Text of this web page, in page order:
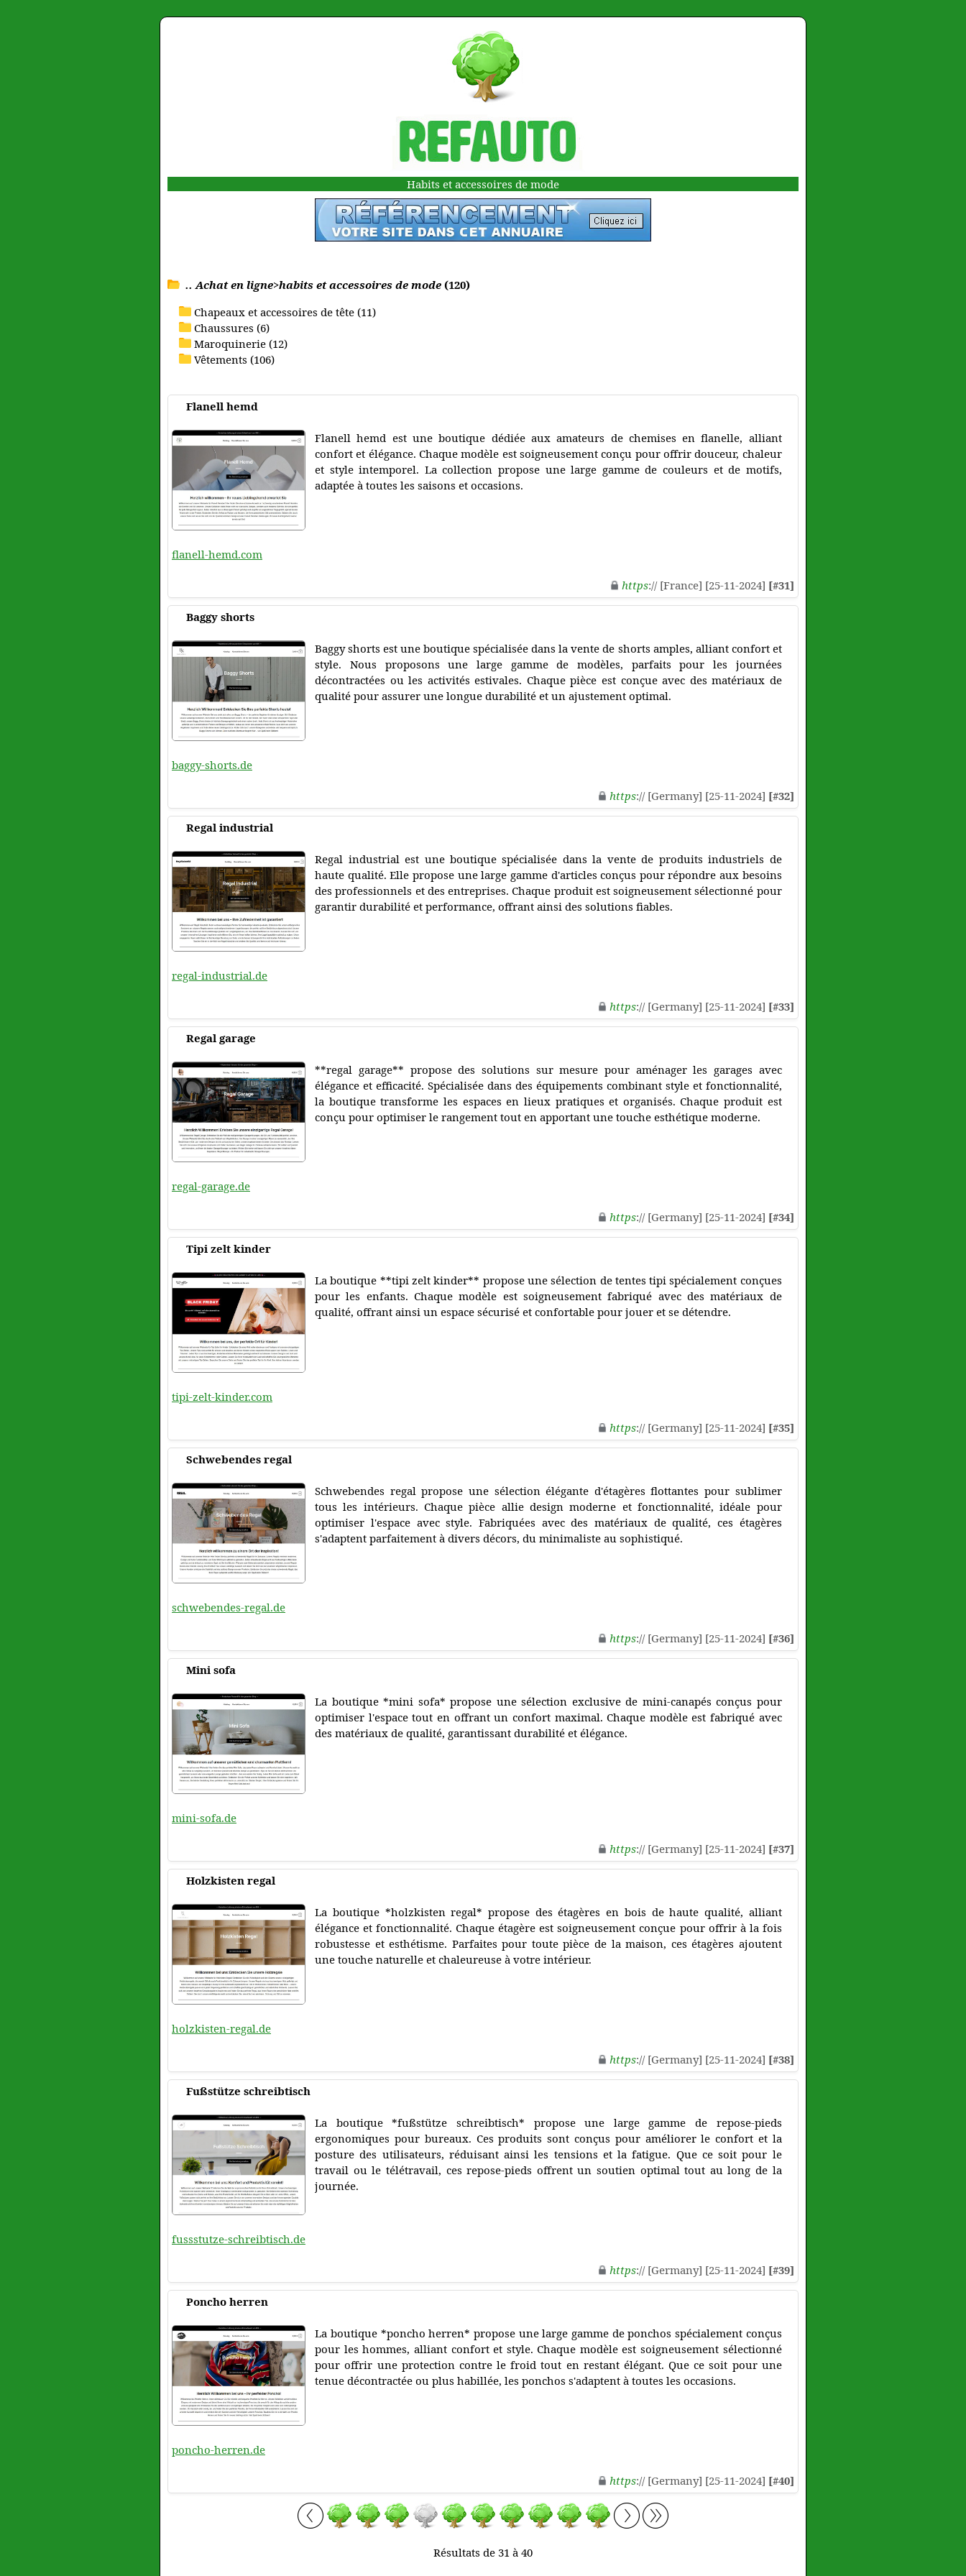
Habits et accessoires de mode
.. Achat en ligne>habits et accessoires de mode (120)
Chapeaux et accessoires de tête (11)
Chaussures (6)
Maroquinerie (12)
Vêtements (106)
Flanell hemd
Flanell hemd est une boutique dédiée aux amateurs de chemises en flanelle, alliant
confort et élégance. Chaque modèle est soigneusement conçu pour offrir douceur, chaleur
et style intemporel. La collection propose une large gamme de couleurs et de motifs,
adaptée à toutes les saisons et occasions.
flanell-hemd.com
https:// [France] [25-11-2024] [#31]
Baggy shorts
Baggy shorts est une boutique spécialisée dans la vente de shorts amples, alliant confort et
style. Nous proposons une large gamme de modèles, parfaits pour les journées
décontractées ou les activités estivales. Chaque pièce est conçue avec des matériaux de
qualité pour assurer une longue durabilité et un ajustement optimal.
baggy-shorts.de
https:// [Germany] [25-11-2024] [#32]
Regal industrial
Regal industrial est une boutique spécialisée dans la vente de produits industriels de
haute qualité. Elle propose une large gamme d'articles conçus pour répondre aux besoins
des professionnels et des entreprises. Chaque produit est soigneusement sélectionné pour
garantir durabilité et performance, offrant ainsi des solutions fiables.
regal-industrial.de
https:// [Germany] [25-11-2024] [#33]
Regal garage
**regal garage** propose des solutions sur mesure pour aménager les garages avec
élégance et efficacité. Spécialisée dans des équipements combinant style et fonctionnalité,
la boutique transforme les espaces en lieux pratiques et organisés. Chaque produit est
conçu pour optimiser le rangement tout en apportant une touche esthétique moderne.
regal-garage.de
https:// [Germany] [25-11-2024] [#34]
Tipi zelt kinder
La boutique **tipi zelt kinder** propose une sélection de tentes tipi spécialement conçues
pour les enfants. Chaque modèle est soigneusement fabriqué avec des matériaux de
qualité, offrant ainsi un espace sécurisé et confortable pour jouer et se détendre.
tipi-zelt-kinder.com
https:// [Germany] [25-11-2024] [#35]
Schwebendes regal
Schwebendes regal propose une sélection élégante d'étagères flottantes pour sublimer
tous les intérieurs. Chaque pièce allie design moderne et fonctionnalité, idéale pour
optimiser l'espace avec style. Fabriquées avec des matériaux de qualité, ces étagères
s'adaptent parfaitement à divers décors, du minimaliste au sophistiqué.
schwebendes-regal.de
https:// [Germany] [25-11-2024] [#36]
Mini sofa
La boutique *mini sofa* propose une sélection exclusive de mini-canapés conçus pour
optimiser l'espace tout en offrant un confort maximal. Chaque modèle est fabriqué avec
des matériaux de qualité, garantissant durabilité et élégance.
mini-sofa.de
https:// [Germany] [25-11-2024] [#37]
Holzkisten regal
La boutique *holzkisten regal* propose des étagères en bois de haute qualité, alliant
élégance et fonctionnalité. Chaque étagère est soigneusement conçue pour offrir à la fois
robustesse et esthétisme. Parfaites pour toute pièce de la maison, ces étagères ajoutent
une touche naturelle et chaleureuse à votre intérieur.
holzkisten-regal.de
https:// [Germany] [25-11-2024] [#38]
Fußstütze schreibtisch
La boutique *fußstütze schreibtisch* propose une large gamme de repose-pieds
ergonomiques pour bureaux. Ces produits sont conçus pour améliorer le confort et la
posture des utilisateurs, réduisant ainsi les tensions et la fatigue. Que ce soit pour le
travail ou le télétravail, ces repose-pieds offrent un soutien optimal tout au long de la
journée.
fussstutze-schreibtisch.de
https:// [Germany] [25-11-2024] [#39]
Poncho herren
La boutique *poncho herren* propose une large gamme de ponchos spécialement conçus
pour les hommes, alliant confort et style. Chaque modèle est soigneusement sélectionné
pour offrir une protection contre le froid tout en restant élégant. Que ce soit pour une
tenue décontractée ou plus habillée, les ponchos s'adaptent à toutes les occasions.
poncho-herren.de
https:// [Germany] [25-11-2024] [#40]
Résultats de 31 à 40